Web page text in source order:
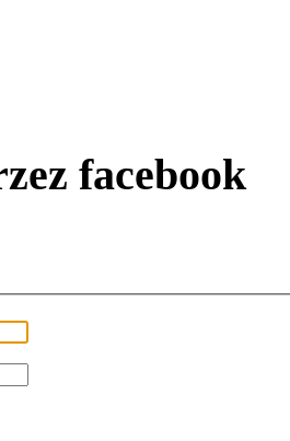
facebook